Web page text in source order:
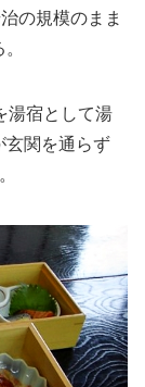
の規模のまま
湯宿として湯
玄関を通らず